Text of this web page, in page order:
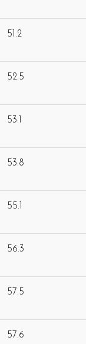
51.2
52.5
53.1
53.8
55.1
56.3
57.5
57.6